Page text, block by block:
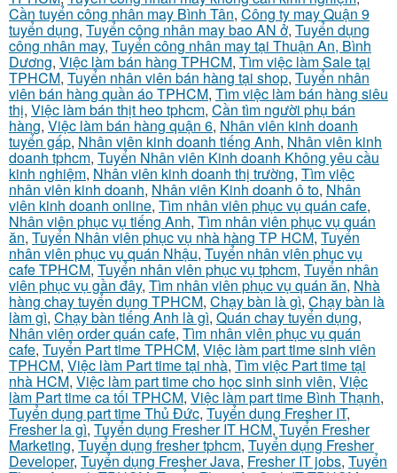
Cần tuyển công nhân may Bình Tân, Công ty may Quận 9
tuyển dụng, Tuyển công nhân may bao AN ở, Tuyển dụng
công nhân may, Tuyển công nhân may tại Thuận An, Bình
Dương, Việc làm bán hàng TPHCM, Tìm việc làm Sale tại
TPHCM, Tuyển nhân viên bán hàng tại shop, Tuyển nhân
viên bán hàng quần áo TPHCM, Tìm việc làm bán hàng siêu
thị, Việc làm bán thịt heo tphcm, Cần tìm người phụ bán
hàng, Việc làm bán hàng quận 6, Nhân viên kinh doanh
tuyển gấp, Nhân viên kinh doanh tiếng Anh, Nhân viên kinh
doanh tphcm, Tuyển Nhân viên Kinh doanh Không yêu cầu
kinh nghiệm, Nhân viên kinh doanh thị trường, Tìm việc
nhân viên kinh doanh, Nhân viên Kinh doanh ô to, Nhân
viên kinh doanh online, Tìm nhân viên phục vụ quán cafe,
Nhân viên phục vụ tiếng Anh, Tìm nhân viên phục vụ quán
ăn, Tuyển Nhân viên phục vụ nhà hàng TP HCM, Tuyển
nhân viên phục vụ quán Nhậu, Tuyển nhân viên phục vụ
cafe TPHCM, Tuyển nhân viên phục vụ tphcm, Tuyển nhân
viên phục vụ gần đây, Tìm nhân viên phục vụ quán ăn, Nhà
hàng chay tuyển dụng TPHCM, Chạy bàn là gì, Chạy bàn là
làm gì, Chạy bàn tiếng Anh là gì, Quán chay tuyển dụng,
Nhân viên order quán cafe, Tìm nhân viên phục vụ quán
cafe, Tuyển Part time TPHCM, Việc làm part time sinh viên
TPHCM, Việc làm Part time tại nhà, Tìm việc Part time tại
nhà HCM, Việc làm part time cho học sinh sinh viên, Việc
làm Part time ca tối TPHCM, Việc làm part time Bình Thạnh,
Tuyển dụng part time Thủ Đức, Tuyển dụng Fresher IT,
Fresher la gì, Tuyển dụng Fresher IT HCM, Tuyển Fresher
Marketing, Tuyển dụng fresher tphcm, Tuyển dụng Fresher
Developer, Tuyển dụng Fresher Java, Fresher IT jobs, Tuyển